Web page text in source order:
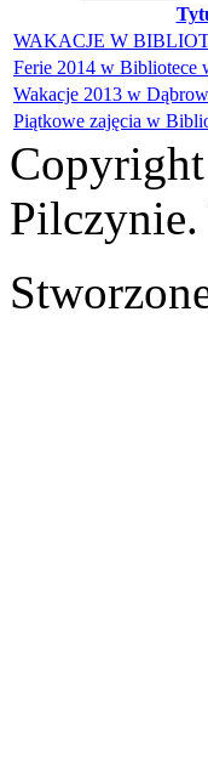
WAKACJE W
Ferie 2014 w Bibliotece
Wakacje 2013 w
Piątkowe zajęcia w
Pilczynie.